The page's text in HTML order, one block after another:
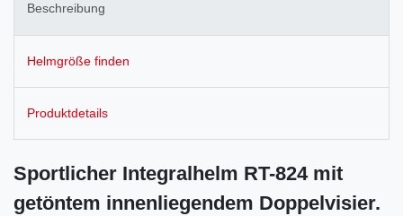
Beschreibung
Helmgröße finden
Produktdetails
Sportlicher Integralhelm RT-824 mit
getöntem innenliegendem Doppelvisier.